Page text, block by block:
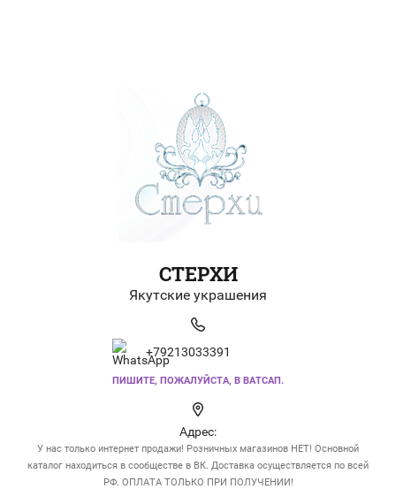
СТЕРХИ
Якутские украшения
+79213033391
ПИШИТЕ, ПОЖАЛУЙСТА, В ВАТСАП.
Адрес:
У нас только интернет продажи! Розничных магазинов НЕТ! Основной
каталог находиться в сообществе в ВК. Доставка осуществляется по всей
РФ. ОПЛАТА ТОЛЬКО ПРИ ПОЛУЧЕНИИ!